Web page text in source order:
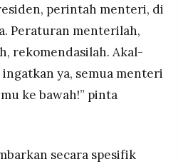
perintah menteri, di
Peraturan menterilah,
rekomendasilah. Akal-
ingatkan ya, semua menteri
ke bawah!” pinta
secara spesifik